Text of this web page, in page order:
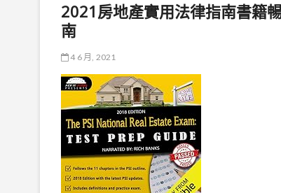
2021房地產實用法律指南書籍
南
4 6 月, 2021